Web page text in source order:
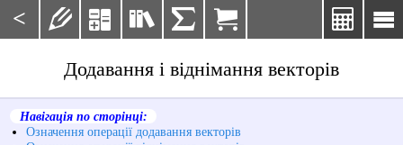
< 

    
Додавання і віднімання векторів
Навігація по сторінці:
Означення операції додавання векторів